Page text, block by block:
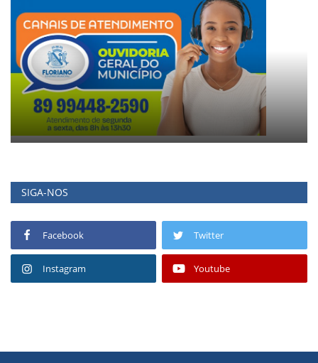
SIGA-NOS
Facebook Twitter
Instagram Youtube